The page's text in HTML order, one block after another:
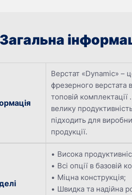
Загальна
Верстат «Dynamic» –
фрезерного верстата
топовій комплектації
велику
підходить для
продукції.
Висока
Всі опції в базовій
Міцна конструкція;
Швидка та надійна